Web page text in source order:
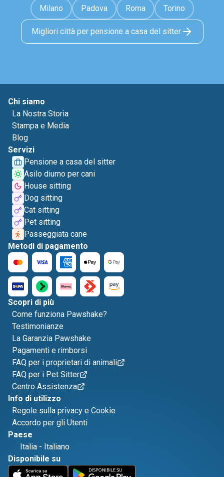
Milano Padova Roma Torino
Migliori città per pensione a casa del sitter
Chi siamo
La Nostra Storia
Stampa e Media
Blog
Servizi
Pensione a casa del sitter
Asilo diurno per cani
House sitting
Dog sitting
Cat sitting
Pet sitting
Passeggiata cane
Metodi di pagamento
Scopri di più
Come funziona Pawshake?
Testimonianze
La Garanzia Pawshake
Pagamenti e rimborsi
FAQ per i proprietari di animali
FAQ per i Pet Sitter
Centro Assistenza
Info di utilizzo
Regole sulla privacy e Cookie
Accordo per gli Utenti
Paese
Italia - Italiano
Disponibile su